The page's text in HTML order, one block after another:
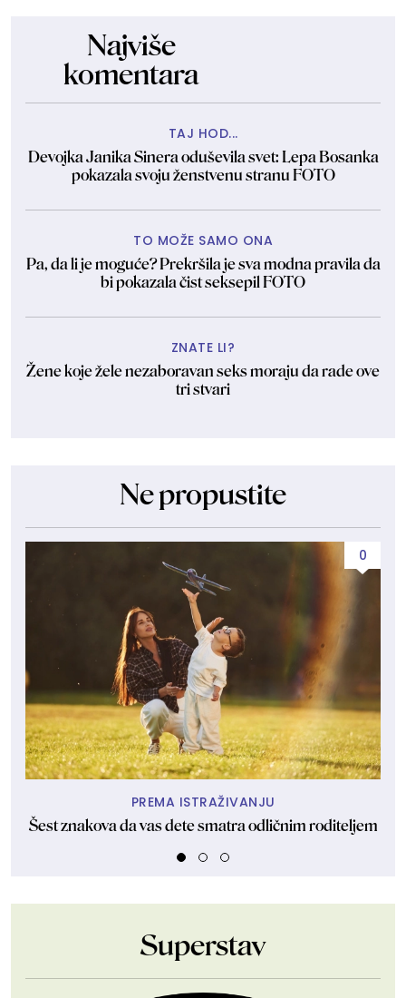
Najviše
komentara
TAJ HOD...
Devojka Janika Sinera oduševila svet: Lepa Bosanka
pokazala svoju ženstvenu stranu FOTO
TO MOŽE SAMO ONA
Pa, da li je moguće? Prekršila je sva modna pravila da
bi pokazala čist seksepil FOTO
ZNATE LI?
Žene koje žele nezaboravan seks moraju da rade ove
tri stvari
Ne propustite
0
PREMA ISTRAŽIVANJU
Šest znakova da vas dete smatra odličnim roditeljem
Superstav